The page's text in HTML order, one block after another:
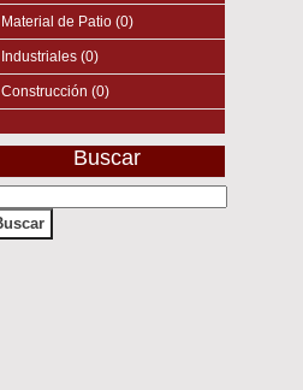
Material de Patio (0)
Industriales (0)
Construcción (0)
Buscar